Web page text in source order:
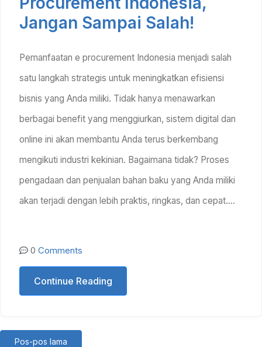
Jangan Sampai Salah!
Pemanfaatan e procurement Indonesia menjadi salah
satu langkah strategis untuk meningkatkan efisiensi
bisnis yang Anda miliki. Tidak hanya menawarkan
berbagai benefit yang menggiurkan, sistem digital dan
online ini akan membantu Anda terus berkembang
mengikuti industri kekinian. Bagaimana tidak? Proses
pengadaan dan penjualan bahan baku yang Anda miliki
akan terjadi dengan lebih praktis, ringkas, dan cepat….
0 Comments
Continue Reading
Pos-pos lama